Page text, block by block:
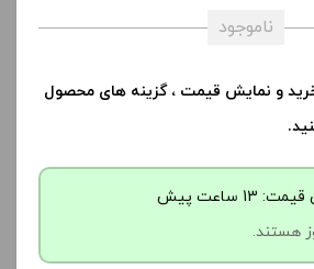
ناموجود
و نمایش قیمت ، گزینه های محصول
ساعت پیش
هستند.